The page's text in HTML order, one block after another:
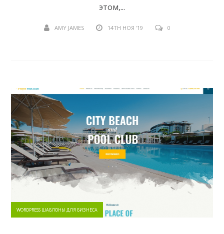
этом,...
AMY JAMES 14TH НОЯ '19 0
WORDPRESS ШАБЛОНЫ ДЛЯ БИЗНЕСА